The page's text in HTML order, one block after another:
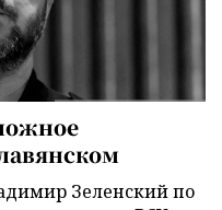
Зеленский по